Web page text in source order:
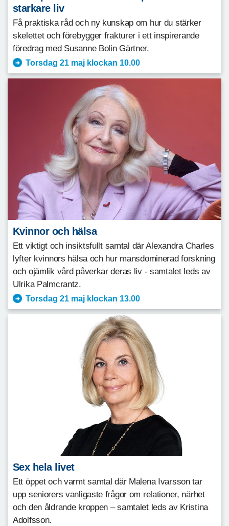
starkare liv
Få praktiska råd och ny kunskap om hur du stärker
skelettet och förebygger frakturer i ett inspirerande
föredrag med Susanne Bolin Gärtner.
Torsdag 21 maj klockan 10.00
Kvinnor och hälsa
Ett viktigt och insiktsfullt samtal där Alexandra Charles
lyfter kvinnors hälsa och hur mansdominerad forskning
och ojämlik vård påverkar deras liv - samtalet leds av
Ulrika Palmcrantz.
Torsdag 21 maj klockan 13.00
Sex hela livet
Ett öppet och varmt samtal där Malena Ivarsson tar
upp seniorers vanligaste frågor om relationer, närhet
och den åldrande kroppen – samtalet leds av Kristina
Adolfsson.